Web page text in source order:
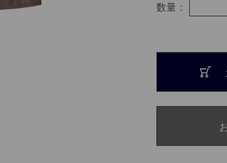
数量：